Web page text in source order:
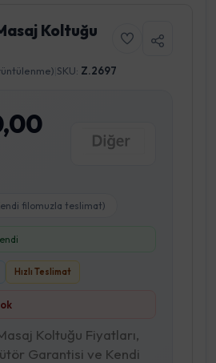
Koltuğu
SKU: Z.2697
filomuzla teslimat)
Hızlı Teslimat
Koltuğu Fiyatları,
Garantisi ve Kendi